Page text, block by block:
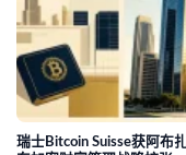
瑞士Bitcoin Suisse获阿布